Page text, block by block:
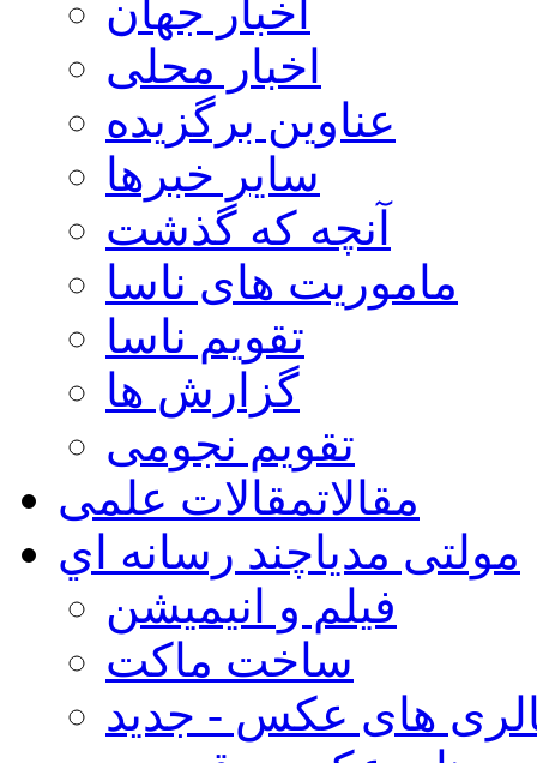
اخبار جهان
اخبار محلی
عناوین برگزیده
سایر خبرها
آنچه که گذشت
ماموریت های ناسا
تقویم ناسا
گزارش ها
تقویم نجومی
مقالاتمقالات علمی
مولتی مدیاچند رسانه اي
فیلم و انیمیشن
ساخت ماکت
های عکس - جدید